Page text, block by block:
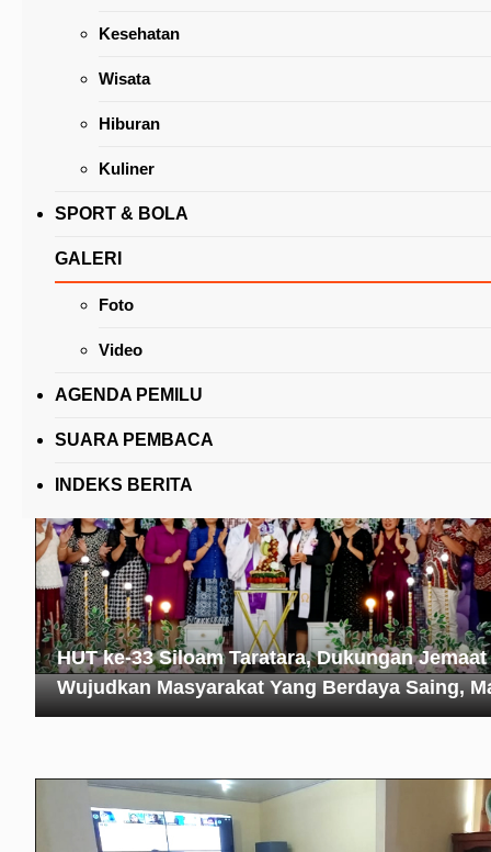
Kesehatan
Wisata
Hiburan
Kuliner
SPORT & BOLA
GALERI
Foto
Video
AGENDA PEMILU
SUARA PEMBACA
INDEKS BERITA
Baru
HUT ke-63 SMP Negeri 1 Tomohon, Kaligis
Gunakan Media Sosial Dengan Baik
HUT ke-33 Siloam Taratara, Dukungan Jemaat
Wujudkan Masyarakat Yang Berdaya Saing,
dan Sejahtera